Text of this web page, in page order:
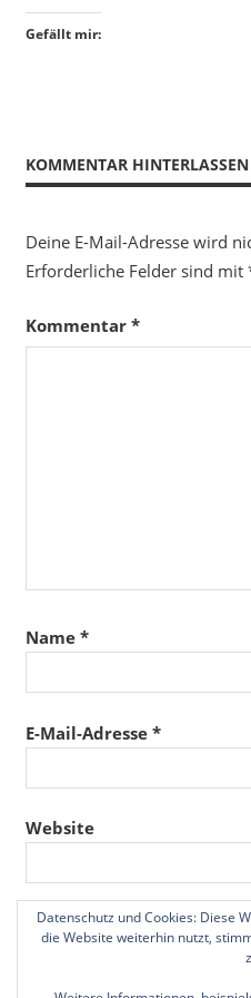
Gefällt mir:
KOMMENTAR HINTERLASSEN
Deine E-Mail-Adresse wird
Erforderliche Felder sind mit
Kommentar *
Name *
E-Mail-Adresse *
Website
Name, E-Mail-Adresse
Browser für meinen
Datenschutz und Cookies: Diese
die Website weiterhin nutzt,